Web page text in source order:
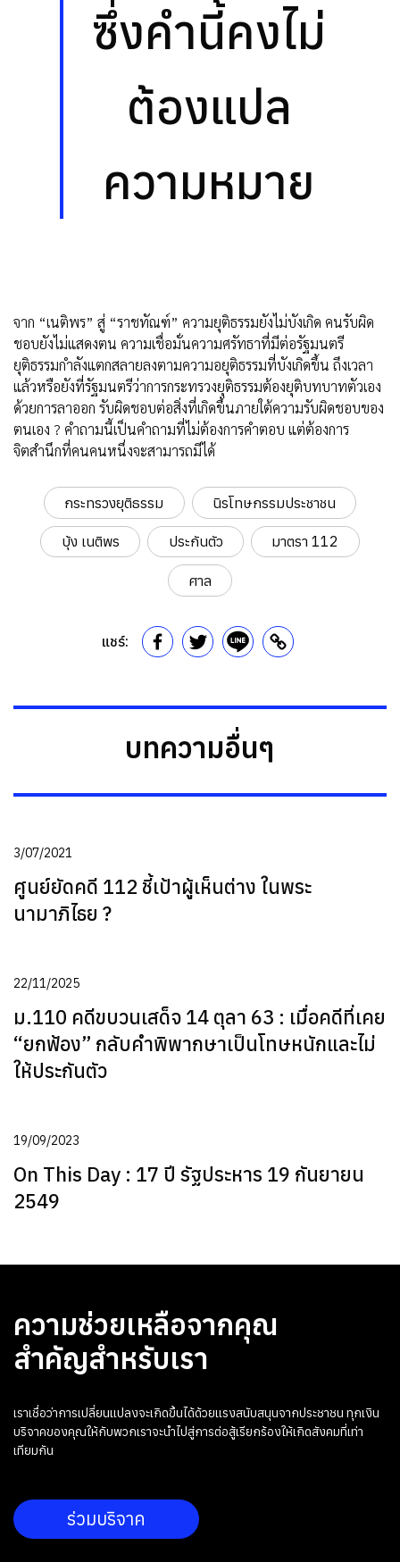
ซึ่งคำนี้คงไม่
ต้องแปล
ความหมาย
จาก “เนติพร” สู่ “ราชทัณฑ์” ความยุติธรรมยังไม่บังเกิด คนรับผิด
ชอบยังไม่แสดงตน ความเชื่อมั่นความศรัทธาที่มีต่อรัฐมนตรี
ยุติธรรมกำลังแตกสลายลงตามความอยุติธรรมที่บังเกิดขึ้น ถึงเวลา
แล้วหรือยังที่รัฐมนตรีว่าการกระทรวงยุติธรรมต้องยุติบทบาทตัวเอง
ด้วยการลาออก รับผิดชอบต่อสิ่งที่เกิดขึ้นภายใต้ความรับผิดชอบของ
ตนเอง ? คำถามนี้เป็นคำถามที่ไม่ต้องการคำตอบ แต่ต้องการ
จิตสำนึกที่คนคนหนึ่งจะสามารถมีได้
กระทรวงยุติธรรม นิรโทษกรรมประชาชน
บุ้ง เนติพร ประกันตัว มาตรา 112
ศาล
แชร์:
บทความอื่นๆ
3/07/2021
ศูนย์ยัดคดี 112 ชี้เป้าผู้เห็นต่าง ในพระ
นามาภิไธย ?
22/11/2025
ม.110 คดีขบวนเสด็จ 14 ตุลา 63 : เมื่อคดีที่เคย
“ยกฟ้อง” กลับคำพิพากษาเป็นโทษหนักและไม่
ให้ประกันตัว
19/09/2023
On This Day : 17 ปี รัฐประหาร 19 กันยายน
2549
ความช่วยเหลือจากคุณ
สำคัญสำหรับเรา
เราเชื่อว่าการเปลี่ยนแปลงจะเกิดขึ้นได้ด้วยแรงสนับสนุนจากประชาชน ทุกเงิน
บริจาคของคุณให้กับพวกเราจะนำไปสู่การต่อสู้เรียกร้องให้เกิดสังคมที่เท่า
เทียมกัน
ร่วมบริจาค